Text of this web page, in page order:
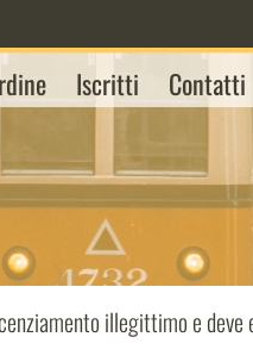
Iscritti Contatti
illegittimo e deve